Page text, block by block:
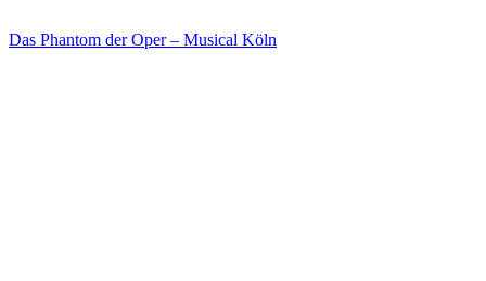
Das Phantom der Oper – Musical Köln